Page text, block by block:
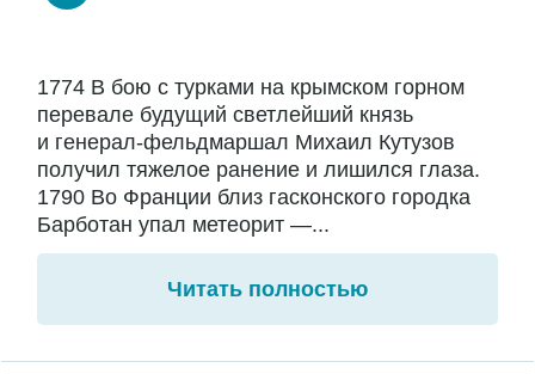
1774 В бою с турками на крымском горном
перевале будущий светлейший князь
и генерал-фельдмаршал Михаил Кутузов
получил тяжелое ранение и лишился глаза.
1790 Во Франции близ гасконского городка
Барботан упал метеорит —...
Читать полностью